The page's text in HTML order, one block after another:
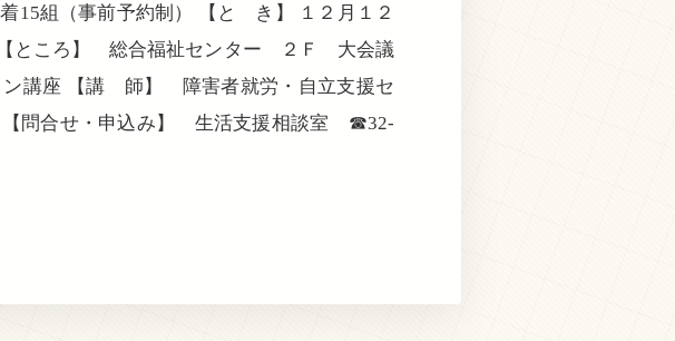
15組（事前予約制） 【と き】 １２月１２
ところ】 総合福祉センター ２Ｆ 大会議
ン講座 【講 師】 障害者就労・自立支援セ
【問合せ・申込み】 生活支援相談室 ☎32-